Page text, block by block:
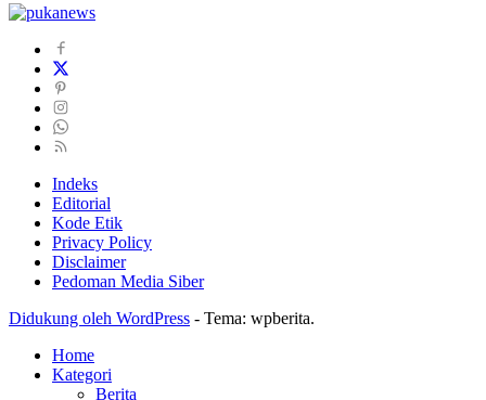
Indeks
Editorial
Kode Etik
Privacy Policy
Disclaimer
Pedoman Media Siber
Didukung oleh WordPress - Tema: wpberita.
Home
Kategori
Berita